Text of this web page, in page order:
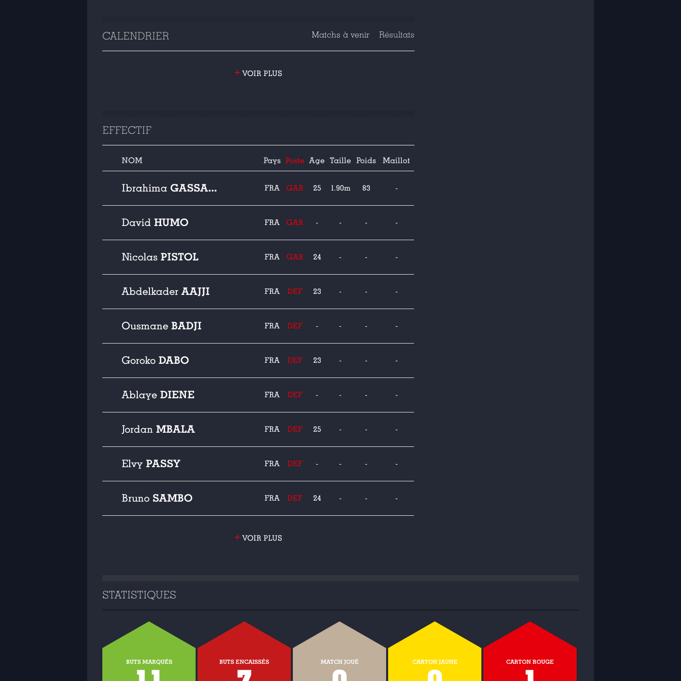
CALENDRIER Matchs à venir Résultats
+VOIR PLUS
EFFECTIF
NOM Pays Poste Age Taille Poids Maillot
Ibrahima GASSAMA FRA GAR 25 1.90m 83 -
David HUMO FRA GAR - - - -
Nicolas PISTOL FRA GAR 24 - - -
Abdelkader AAJJI FRA DEF 23 - - -
Ousmane BADJI FRA DEF - - - -
Goroko DABO FRA DEF 23 - - -
Ablaye DIENE FRA DEF - - - -
Jordan MBALA FRA DEF 25 - - -
Elvy PASSY FRA DEF - - - -
Bruno SAMBO FRA DEF 24 - - -
+VOIR PLUS
STATISTIQUES
BUTS MARQUÉS BUTS ENCAISSÉS MATCH JOUÉ CARTON JAUNE CARTON ROUGE